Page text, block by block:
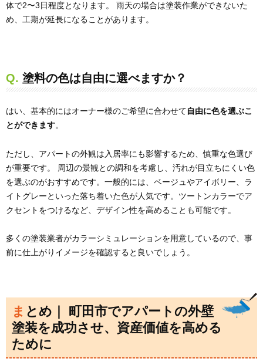
体で2〜3日程度となります。 雨天の場合は塗装作業ができないた
め、工期が延長になることがあります。
Q. 塗料の色は自由に選べますか？
はい、基本的にはオーナー様のご希望に合わせて自由に色を選ぶこ
とができます。
ただし、アパートの外観は入居率にも影響するため、慎重な色選び
が重要です。 周辺の景観との調和を考慮し、汚れが目立ちにくい色
を選ぶのがおすすめです。一般的には、ベージュやアイボリー、ラ
イトグレーといった落ち着いた色が人気です。ツートンカラーでア
クセントをつけるなど、デザイン性を高めることも可能です。
多くの塗装業者がカラーシミュレーションを用意しているので、事
前に仕上がりイメージを確認すると良いでしょう。
まとめ｜ 町田市でアパートの外壁
塗装を成功させ、資産価値を高める
ために